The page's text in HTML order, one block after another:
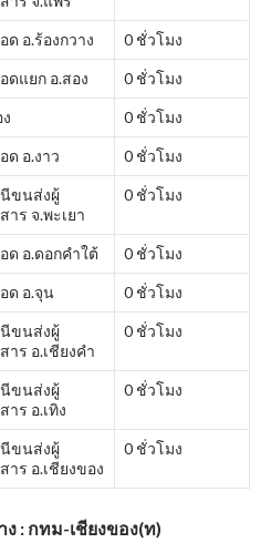
ด อ.ร้องกวาง 0 ชั่วโมง
ดแยก อ.สอง 0 ชั่วโมง
0 ชั่วโมง
ด อ.งาว 0 ชั่วโมง
ขนส่งผู้
าร จ.พะเยา
0 ชั่วโมง
ด อ.ดอกคำใต้ 0 ชั่วโมง
ด อ.จุน 0 ชั่วโมง
ขนส่งผู้
าร อ.เชียงคำ
0 ชั่วโมง
ขนส่งผู้
าร อ.เทิง
0 ชั่วโมง
ขนส่งผู้
าร อ.เชียงของ
0 ชั่วโมง
: กทม-เชียงของ(ท)